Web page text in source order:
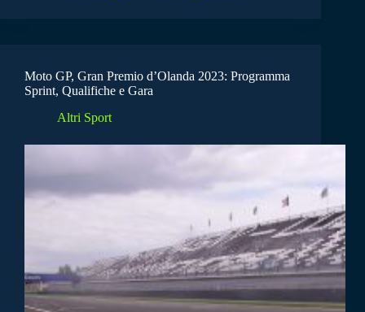
Moto GP, Gran Premio d’Olanda 2023: Programma
Sprint, Qualifiche e Gara
Altri Sport